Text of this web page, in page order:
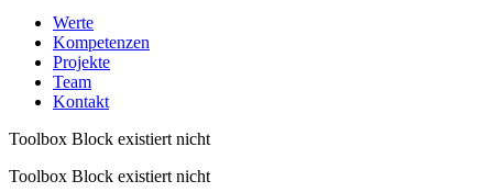
Werte
Kompetenzen
Projekte
Team
Kontakt
Toolbox Block existiert nicht
Toolbox Block existiert nicht